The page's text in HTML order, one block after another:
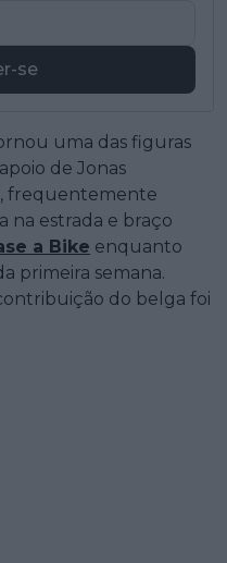
se
uma das figuras
de Jonas
, frequentemente
na estrada e braço
a Bike enquanto
primeira semana.
do belga foi